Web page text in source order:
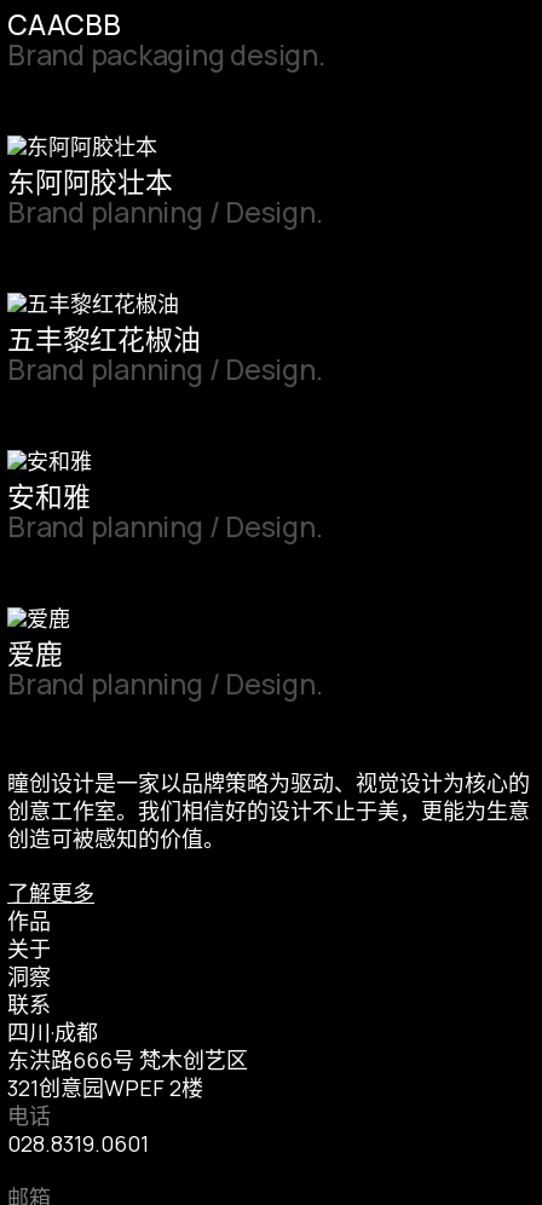
CAACBB
Brand packaging design.
东阿阿胶壮本
Brand planning / Design.
五丰黎红花椒油
Brand planning / Design.
安和雅
Brand planning / Design.
爱鹿
Brand planning / Design.
瞳创设计是一家以品牌策略为驱动、视觉设计为核心的
创意工作室。我们相信好的设计不止于美，更能为生意
创造可被感知的价值。
了解更多
作品
关于
洞察
联系
四川·成都
东洪路666号 梵木创艺区
321创意园WPEF 2楼
电话
028.8319.0601
邮箱